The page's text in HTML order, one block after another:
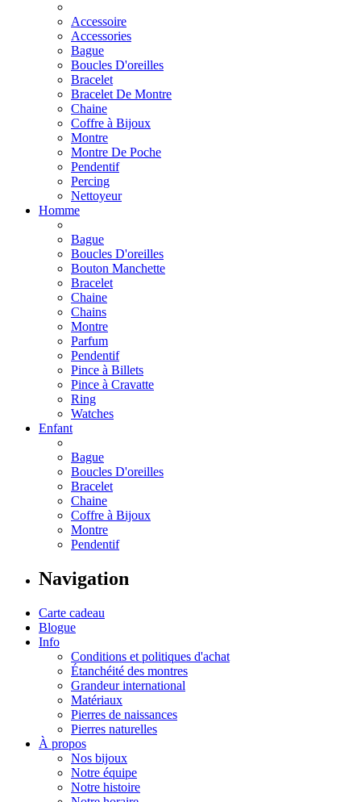
Accessoire
Accessories
Bague
Boucles D'oreilles
Bracelet
Bracelet De Montre
Chaine
Coffre à Bijoux
Montre
Montre De Poche
Pendentif
Percing
Nettoyeur
Homme
Bague
Boucles D'oreilles
Bouton Manchette
Bracelet
Chaine
Chains
Montre
Parfum
Pendentif
Pince à Billets
Pince à Cravatte
Ring
Watches
Enfant
Bague
Boucles D'oreilles
Bracelet
Chaine
Coffre à Bijoux
Montre
Pendentif
Navigation
Carte cadeau
Blogue
Info
Conditions et politiques d'achat
Étanchéité des montres
Grandeur international
Matériaux
Pierres de naissances
Pierres naturelles
À propos
Nos bijoux
Notre équipe
Notre histoire